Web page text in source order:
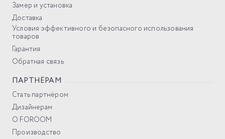
Замер и установка
Доставка
Условия эффективного и безопасного использования
товаров
Гарантия
Обратная связь
ПАРТНЁРАМ
Стать партнёром
Дизайнерам
О FOROOM
Производство